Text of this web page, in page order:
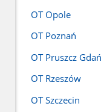
OT Opole
OT Poznań
OT Pruszcz
OT Rzeszów
OT Szczecin